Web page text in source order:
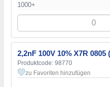
1000+
2,2nF 100V 10% X7R
Produktcode: 98770
zu Favoriten hinzufügen